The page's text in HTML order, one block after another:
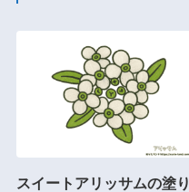
スイートアリッサムの塗り